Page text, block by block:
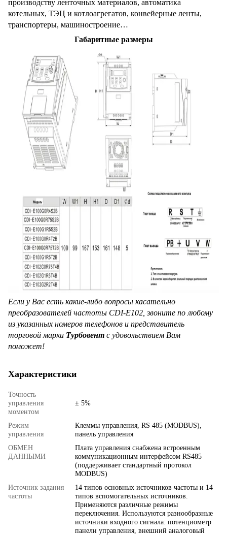
производству ленточных материалов, автоматика
котельных, ТЭЦ и котлоагрегатов, конвейерные ленты,
транспортеры, машиностроение…
Габаритные размеры
Если у Вас есть какие-либо вопросы касательно
преобразователей частоты CDI-E102 , звоните по любому
из указанных номеров телефонов и представитель
торговой марки Турбовент с удовольствием Вам
поможет!
Характеристики
Точность
управления
моментом
± 5%
Режим
управления
Клеммы управления, RS 485 (MODBUS),
панель управления
ОБМЕН
ДАННЫМИ
Плата управления снабжена встроенным
коммуникационным интерфейсом RS485
(поддерживает стандартный протокол
MODBUS)
Источник задания
частоты
14 типов основных источников частоты и 14
типов вспомогательных источников.
Применяются различные режимы
переключения. Используются разнообразные
источники входного сигнала: потенциометр
панели управления, внешний аналоговый